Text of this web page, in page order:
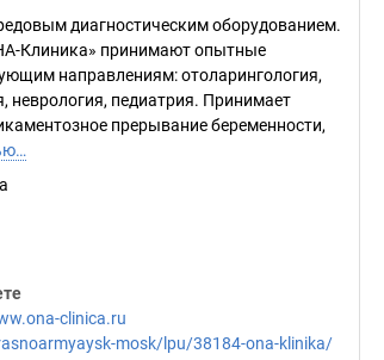
диагностическим оборудованием.
Клиника» принимают опытные
направлениям: отоларингология,
неврология, педиатрия. Принимает
прерывание беременности,
clinica.ru
mosk/lpu/38184-ona-klinika/